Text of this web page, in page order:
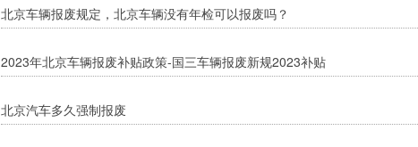
北京车辆报废规定，北京车辆没有年检可以报废吗？
2023年北京车辆报废补贴政策-国三车辆报废新规2023补贴
北京汽车多久强制报废